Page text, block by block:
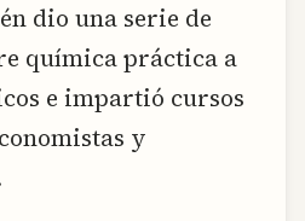
dio una serie de
química práctica a
e impartió cursos
y